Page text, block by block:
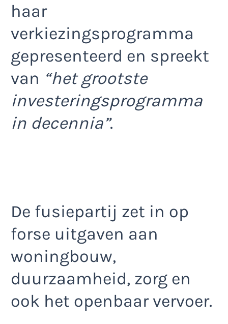
haar
verkiezingsprogramma
gepresenteerd en spreekt
van “het grootste
investeringsprogramma
in decennia”.
De fusiepartij zet in op
forse uitgaven aan
woningbouw,
duurzaamheid, zorg en
ook het openbaar vervoer.